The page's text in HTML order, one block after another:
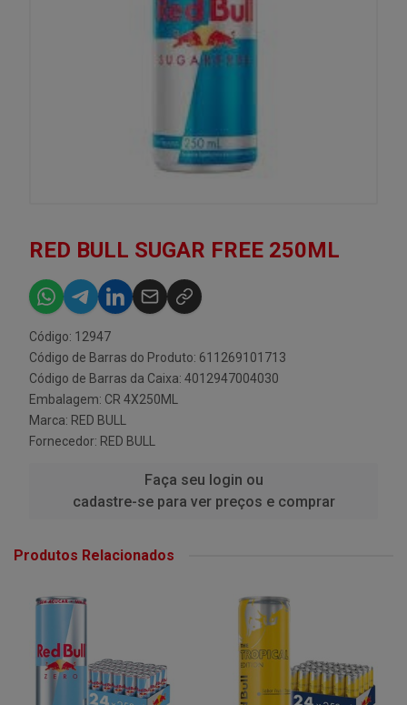
RED BULL SUGAR FREE 250ML
Código: 12947
Código de Barras do Produto: 611269101713
Código de Barras da Caixa: 4012947004030
Embalagem: CR 4X250ML
Marca: RED BULL
Fornecedor: RED BULL
Faça seu login ou
cadastre-se para ver preços e comprar
Produtos Relacionados